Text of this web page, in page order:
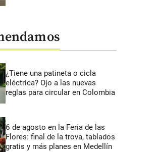
¿Tiene una patineta o cicla
eléctrica? Ojo a las nuevas
reglas para circular en Colombia
6 de agosto en la Feria de las
Flores: final de la trova, tablados
gratis y más planes en Medellín